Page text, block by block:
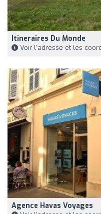
Itineraires Du Monde
Voir l'adresse et les
Agence Havas Voyages